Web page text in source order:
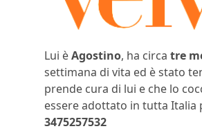
Lui èAgostino, ha circa tre
settimana di vita ed è stato
prende cura di lui e che lo
essere adottato in tutta Italia
3475257532